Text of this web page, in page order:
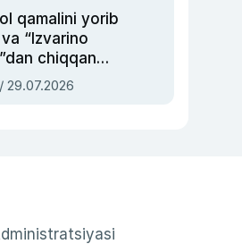
qamalini yorib
“Izvarino
chiqqan
— Ukraina
bosh
29.07.2026